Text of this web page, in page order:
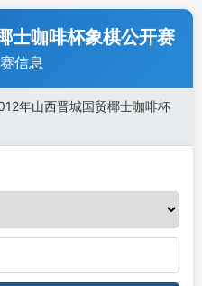
士咖啡杯象棋公开赛
信息
年山西晋城国贸椰士咖啡杯